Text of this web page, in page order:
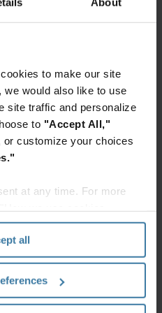
cookies to make our site
would also like to use
site traffic and personalize
to "Accept All,"
or customize your choices
at any time. For more
.
all
können Sie Daten
dynamische oder
unterschiedliche
oder Abteilung
Zugriff zu
Teammitglieder
ECM-Plattform
über ein
Portal nach Verträgen
und sie einfach
Sie wahlweise eine
um die
zu vereinfachen und
zu verbessern.